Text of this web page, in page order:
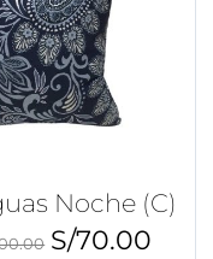
Noche (C)
S/70.00